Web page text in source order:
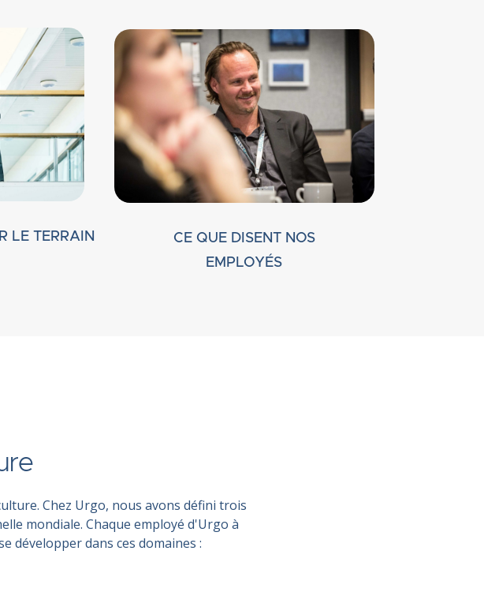
LE TERRAIN
CE QUE DISENT NOS
EMPLOYÉS
Chez Urgo, nous avons défini trois
mondiale. Chaque employé d'Urgo à
développer dans ces domaines :